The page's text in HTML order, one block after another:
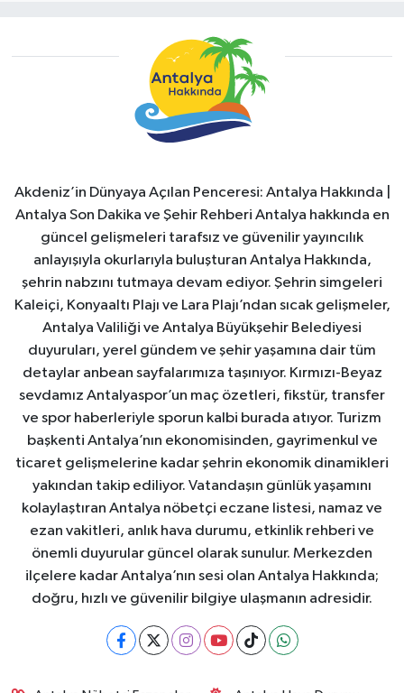
Akdeniz’in Dünyaya Açılan Penceresi: Antalya Hakkında |
Antalya Son Dakika ve Şehir Rehberi Antalya hakkında en
güncel gelişmeleri tarafsız ve güvenilir yayıncılık
anlayışıyla okurlarıyla buluşturan Antalya Hakkında,
şehrin nabzını tutmaya devam ediyor. Şehrin simgeleri
Kaleiçi, Konyaaltı Plajı ve Lara Plajı’ndan sıcak gelişmeler,
Antalya Valiliği ve Antalya Büyükşehir Belediyesi
duyuruları, yerel gündem ve şehir yaşamına dair tüm
detaylar anbean sayfalarımıza taşınıyor. Kırmızı-Beyaz
sevdamız Antalyaspor’un maç özetleri, fikstür, transfer
ve spor haberleriyle sporun kalbi burada atıyor. Turizm
başkenti Antalya’nın ekonomisinden, gayrimenkul ve
ticaret gelişmelerine kadar şehrin ekonomik dinamikleri
yakından takip ediliyor. Vatandaşın günlük yaşamını
kolaylaştıran Antalya nöbetçi eczane listesi, namaz ve
ezan vakitleri, anlık hava durumu, etkinlik rehberi ve
önemli duyurular güncel olarak sunulur. Merkezden
ilçelere kadar Antalya’nın sesi olan Antalya Hakkında;
doğru, hızlı ve güvenilir bilgiye ulaşmanın adresidir.